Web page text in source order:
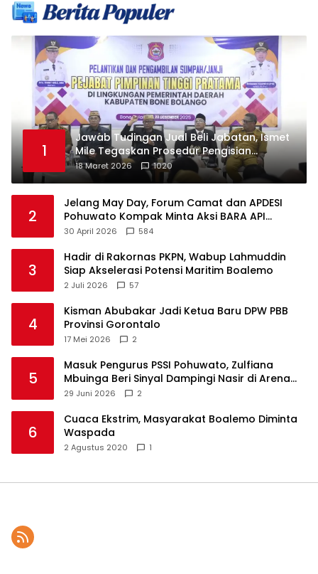
1
Jawab Tudingan Jual Beli Jabatan, Ismet
Mile Tegaskan Prosedur Pengisian
Jabatan
18 Maret 2026 1020
2
Jelang May Day, Forum Camat dan APDESI
Pohuwato Kompak Minta Aksi BARA API
Ditunda
30 April 2026 584
3
Hadir di Rakornas PKPN, Wabup Lahmuddin
Siap Akselerasi Potensi Maritim Boalemo
2 Juli 2026 57
4
Kisman Abubakar Jadi Ketua Baru DPW PBB
Provinsi Gorontalo
17 Mei 2026 2
5
Masuk Pengurus PSSI Pohuwato, Zulfiana
Mbuinga Beri Sinyal Dampingi Nasir di Arena
Politik ?
29 Juni 2026 2
6
Cuaca Ekstrim, Masyarakat Boalemo Diminta
Waspada
2 Agustus 2020 1